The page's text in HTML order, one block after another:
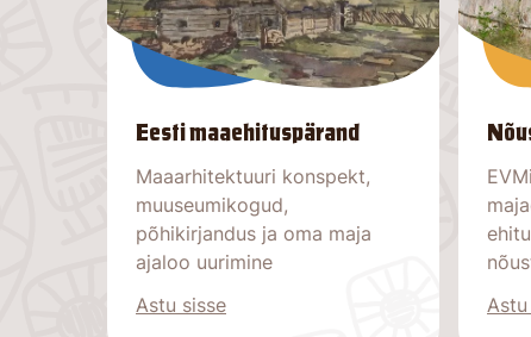
Eesti maaehituspärand
Maaarhitektuuri konspekt,
muuseumikogud,
põhikirjandus ja oma maja
ajaloo uurimine
Astu sisse